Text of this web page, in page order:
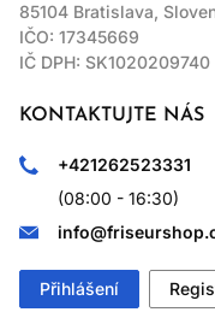
85104 Bratislava,
IČO: 17345669
IČ DPH: SK1020209740
KONTAKTUJTE NÁS
+421262523331
(08:00 - 16:30)
Přihlášení